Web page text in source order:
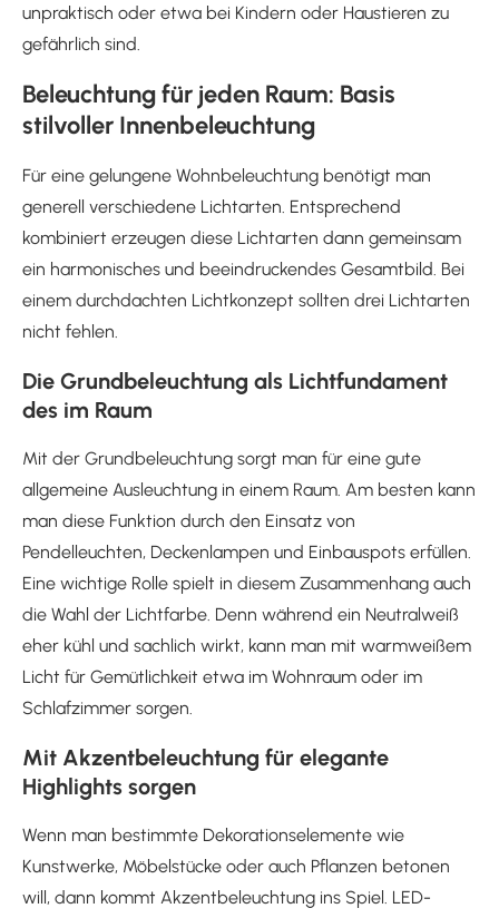
unpraktisch oder etwa bei Kindern oder Haustieren zu
gefährlich sind.
Beleuchtung für jeden Raum: Basis
stilvoller Innenbeleuchtung
Für eine gelungene Wohnbeleuchtung benötigt man
generell verschiedene Lichtarten. Entsprechend
kombiniert erzeugen diese Lichtarten dann gemeinsam
ein harmonisches und beeindruckendes Gesamtbild. Bei
einem durchdachten Lichtkonzept sollten drei Lichtarten
nicht fehlen.
Die Grundbeleuchtung als Lichtfundament
des im Raum
Mit der Grundbeleuchtung sorgt man für eine gute
allgemeine Ausleuchtung in einem Raum. Am besten kann
man diese Funktion durch den Einsatz von
Pendelleuchten, Deckenlampen und Einbauspots erfüllen.
Eine wichtige Rolle spielt in diesem Zusammenhang auch
die Wahl der Lichtfarbe. Denn während ein Neutralweiß
eher kühl und sachlich wirkt, kann man mit warmweißem
Licht für Gemütlichkeit etwa im Wohnraum oder im
Schlafzimmer sorgen.
Mit Akzentbeleuchtung für elegante
Highlights sorgen
Wenn man bestimmte Dekorationselemente wie
Kunstwerke, Möbelstücke oder auch Pflanzen betonen
will, dann kommt Akzentbeleuchtung ins Spiel. LED-